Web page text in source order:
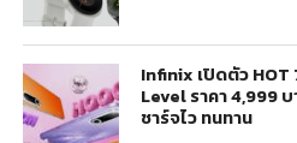
Infinix เปิดตัว
Level ราคา 4,999
ชาร์จไว ทนทาน